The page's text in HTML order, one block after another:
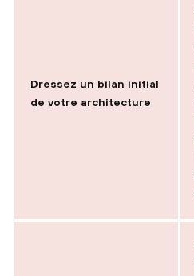
Dressez un bilan initial
de votre architecture